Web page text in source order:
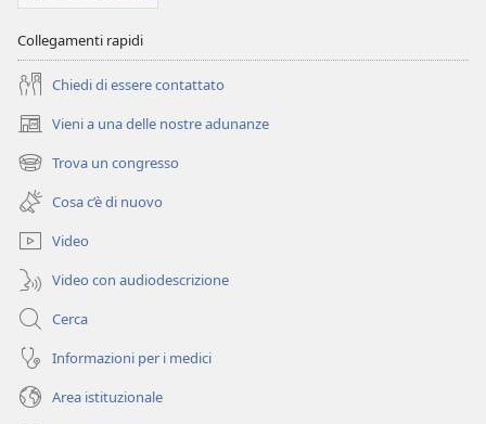
Collegamenti rapidi
Chiedi di essere contattato
Vieni a una delle nostre adunanze
(apre
una
nuova
finestra)
Trova un congresso
(apre
una
nuova
finestra)
Cosa c’è di nuovo
Video
Video con audiodescrizione
Cerca
Informazioni per i medici
Area istituzionale